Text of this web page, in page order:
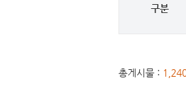
구분
총게시물 :